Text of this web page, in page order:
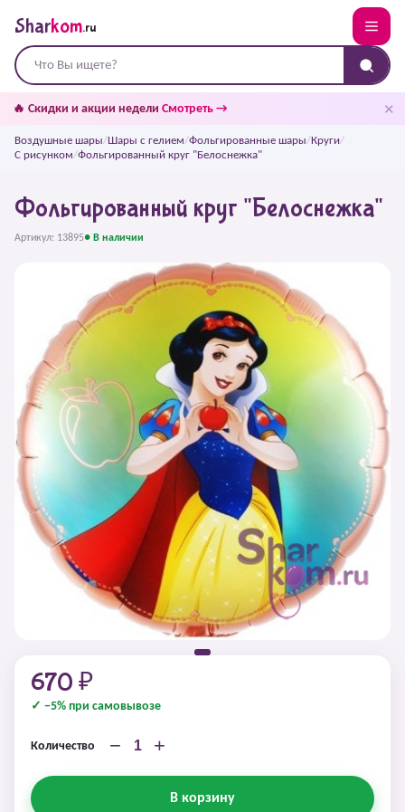
Sharkom.ru
🔥 Скидки и акции недели Смотреть → ✕
Воздушные шары/Шары с гелием/Фольгированные шары/Круги/
С рисунком/Фольгированный круг "Белоснежка"
Фольгированный круг "Белоснежка"
Артикул: 13895● В наличии
670 ₽
✓ −5% при самовывозе
Количество − +
В корзину